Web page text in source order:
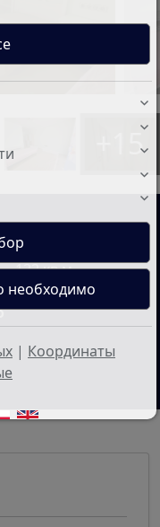
+15
площадь:
122 кв.м
| Координаты